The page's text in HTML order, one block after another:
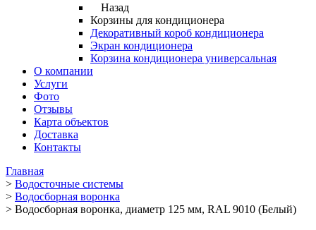
Назад
Корзины для кондиционера
Декоративный короб кондиционера
Экран кондиционера
Корзина кондиционера универсальная
О компании
Услуги
Фото
Отзывы
Карта объектов
Доставка
Контакты
Главная
> Водосточные системы
> Водосборная воронка
> Водосборная воронка, диаметр 125 мм, RAL 9010 (Белый)